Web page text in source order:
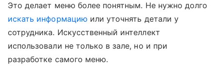
Это делает меню более понятным. Не нужно долго
искать информацию или уточнять детали у
сотрудника. Искусственный интеллект
использовали не только в зале, но и при
разработке самого меню.